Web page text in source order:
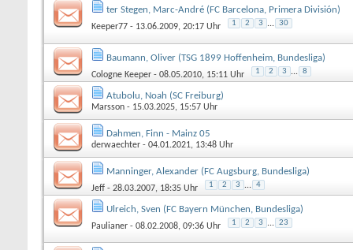
ter Stegen, Marc-André (FC Barcelona, Primera División)
Keeper77 - 13.06.2009, 20:17 Uhr 1 2 3 ... 30
Baumann, Oliver (TSG 1899 Hoffenheim, Bundesliga)
Cologne Keeper - 08.05.2010, 15:11 Uhr 1 2 3 ... 8
Atubolu, Noah (SC Freiburg)
Marsson - 15.03.2025, 15:57 Uhr
Dahmen, Finn - Mainz 05
derwaechter - 04.01.2021, 13:48 Uhr
Manninger, Alexander (FC Augsburg, Bundesliga)
Jeff - 28.03.2007, 18:35 Uhr 1 2 3 ... 4
Ulreich, Sven (FC Bayern München, Bundesliga)
Paulianer - 08.02.2008, 09:36 Uhr 1 2 3 ... 23